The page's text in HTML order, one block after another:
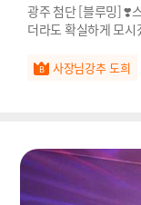
광주 첨단 [블루밍] ❣️
더라도 확실하게 모시
사장님강추 도희